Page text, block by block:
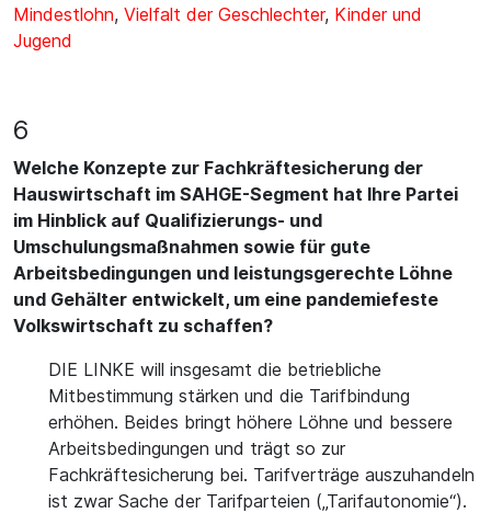
Mindestlohn, Vielfalt der Geschlechter, Kinder und
Jugend
6
Welche Konzepte zur Fachkräftesicherung der
Hauswirtschaft im SAHGE-Segment hat Ihre Partei
im Hinblick auf Qualifizierungs- und
Umschulungsmaßnahmen sowie für gute
Arbeitsbedingungen und leistungsgerechte Löhne
und Gehälter entwickelt, um eine pandemiefeste
Volkswirtschaft zu schaffen?
DIE LINKE will insgesamt die betriebliche
Mitbestimmung stärken und die Tarifbindung
erhöhen. Beides bringt höhere Löhne und bessere
Arbeitsbedingungen und trägt so zur
Fachkräftesicherung bei. Tarifverträge auszuhandeln
ist zwar Sache der Tarifparteien („Tarifautonomie“).